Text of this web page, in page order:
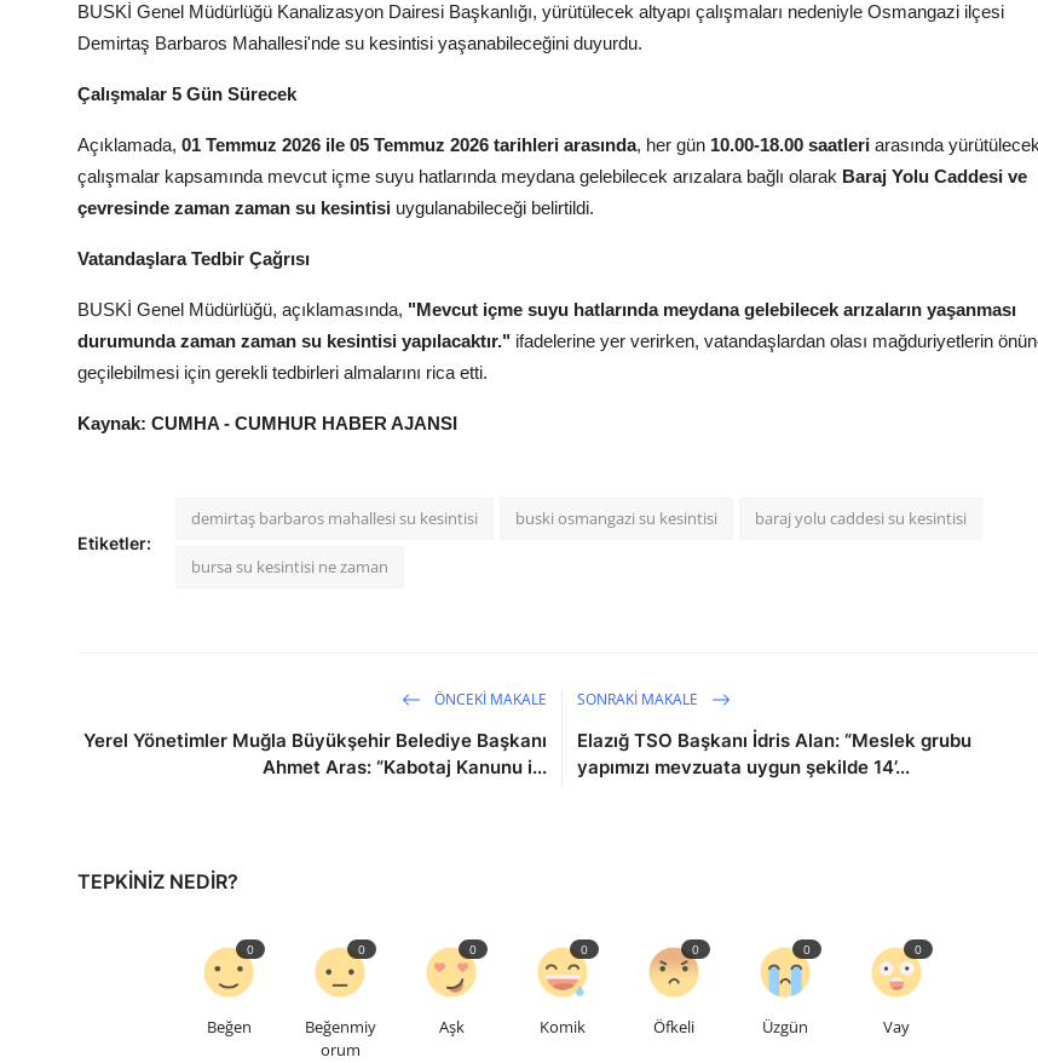
BUSKİ Genel Müdürlüğü Kanalizasyon Dairesi Başkanlığı, yürütülecek altyapı çalışmaları nedeniyle Osmangazi ilçesi
Demirtaş Barbaros Mahallesi'nde su kesintisi yaşanabileceğini duyurdu.
Çalışmalar 5 Gün Sürecek
Açıklamada, 01 Temmuz 2026 ile 05 Temmuz 2026 tarihleri arasında, her gün 10.00-18.00 saatleri arasında
çalışmalar kapsamında mevcut içme suyu hatlarında meydana gelebilecek arızalara bağlı olarak Baraj Yolu Caddesi ve
çevresinde zaman zaman su kesintisi uygulanabileceği belirtildi.
Vatandaşlara Tedbir Çağrısı
BUSKİ Genel Müdürlüğü, açıklamasında, "Mevcut içme suyu hatlarında meydana gelebilecek arızaların yaşanması
durumunda zaman zaman su kesintisi yapılacaktır." ifadelerine yer verirken, vatandaşlardan olası mağduriyetlerin
geçilebilmesi için gerekli tedbirleri almalarını rica etti.
Kaynak: CUMHA - CUMHUR HABER AJANSI
Etiketler:
demirtaş barbaros mahallesi su kesintisi buski osmangazi su kesintisi baraj yolu caddesi su kesintisi
bursa su kesintisi ne zaman
ÖNCEKI MAKALE
Yerel Yönetimler Muğla Büyükşehir Belediye Başkanı
Ahmet Aras: “Kabotaj Kanunu i...
SONRAKI MAKALE
Elazığ TSO Başkanı İdris Alan: “Meslek grubu
yapımızı mevzuata uygun şekilde 14’...
TEPKINIZ NEDIR?
Beğen
0
Beğenmiy
orum
0
Aşk
0
Komik
0
Öfkeli
0
Üzgün
0
Vay
0